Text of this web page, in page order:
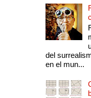
del
en el mun...